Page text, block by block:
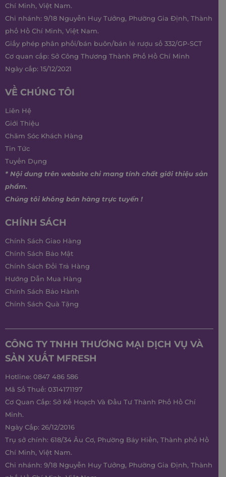
Chí Minh, Việt Nam.
Chi nhánh: 9/18 Nguyễn Huy Tưởng, Phường Gia Định, Thành
phố Hồ Chí Minh, Việt Nam.
Giấy phép phân phối/bán buôn/bán lẻ rượu số 332/GP-SCT
Cơ quan cấp: Sở Công Thương Thành Phố Hồ Chí Minh
Ngày cấp: 15/12/2021
VỀ CHÚNG TÔI
Liên Hệ
Giới Thiệu
Chăm Sóc Khách Hàng
Tin Tức
Tuyển Dụng
* Nội dung trên website chỉ mang tính chất giới thiệu sản
phẩm.
Chúng tôi không bán hàng trực tuyến !
CHÍNH SÁCH
Chính Sách Giao Hàng
Chính Sách Bảo Mật
Chính Sách Đổi Trả Hàng
Hướng Dẫn Mua Hàng
Chính Sách Bảo Hành
Chính Sách Quà Tặng
CÔNG TY TNHH THƯƠNG MẠI DỊCH VỤ VÀ
SẢN XUẤT MFRESH
Hotline: 0847 486 586
Mã Số Thuế: 0314171197
Cơ Quan Cấp: Sở Kế Hoạch Và Đầu Tư Thành Phố Hồ Chí
Minh.
Ngày Cấp: 26/12/2016
Trụ sở chính: 618/34 Âu Cơ, Phường Bảy Hiền, Thành phố Hồ
Chí Minh, Việt Nam.
Chi nhánh: 9/18 Nguyễn Huy Tưởng, Phường Gia Định, Thành